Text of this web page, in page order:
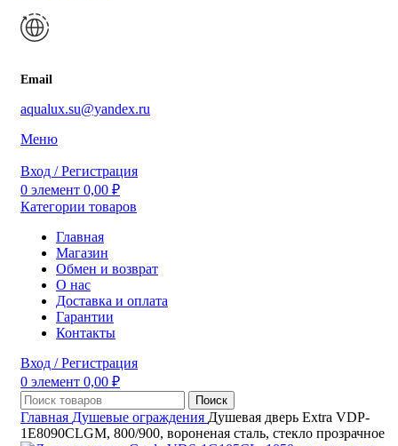
Email
aqualux.su@yandex.ru
Меню
Вход / Регистрация
0 элемент 0,00 ₽
Категории товаров
Главная
Магазин
Обмен и возврат
О нас
Доставка и оплата
Гарантии
Контакты
Вход / Регистрация
0 элемент 0,00 ₽
Поиск
Главная Душевые ограждения Душевая дверь Extra VDP-
1E8090CLGM, 800/900, вороненая сталь, стекло прозрачное